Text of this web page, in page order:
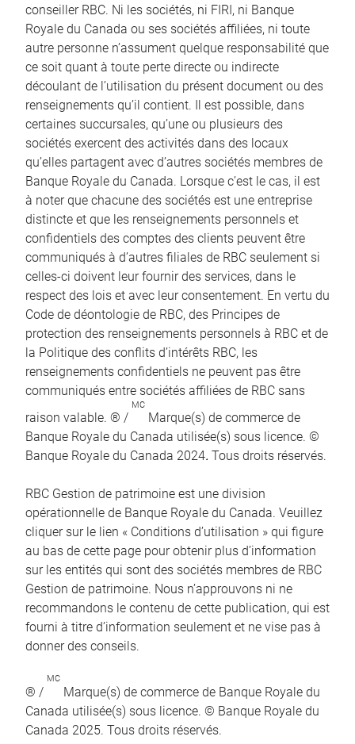
conseiller RBC. Ni les sociétés, ni FIRI, ni Banque
Royale du Canada ou ses sociétés affiliées, ni toute
autre personne n’assument quelque responsabilité que
ce soit quant à toute perte directe ou indirecte
découlant de l’utilisation du présent document ou des
renseignements qu’il contient. Il est possible, dans
certaines succursales, qu’une ou plusieurs des
sociétés exercent des activités dans des locaux
qu’elles partagent avec d’autres sociétés membres de
Banque Royale du Canada. Lorsque c’est le cas, il est
à noter que chacune des sociétés est une entreprise
distincte et que les renseignements personnels et
confidentiels des comptes des clients peuvent être
communiqués à d’autres filiales de RBC seulement si
celles-ci doivent leur fournir des services, dans le
respect des lois et avec leur consentement. En vertu du
Code de déontologie de RBC, des Principes de
protection des renseignements personnels à RBC et de
la Politique des conflits d’intérêts RBC, les
renseignements confidentiels ne peuvent pas être
communiqués entre sociétés affiliées de RBC sans
raison valable. ® /
MC
Marque(s) de commerce de
Banque Royale du Canada utilisée(s) sous licence. ©
Banque Royale du Canada 2024. Tous droits réservés.
RBC Gestion de patrimoine est une division
opérationnelle de Banque Royale du Canada. Veuillez
cliquer sur le lien « Conditions d’utilisation » qui figure
au bas de cette page pour obtenir plus d’information
sur les entités qui sont des sociétés membres de RBC
Gestion de patrimoine. Nous n’approuvons ni ne
recommandons le contenu de cette publication, qui est
fourni à titre d’information seulement et ne vise pas à
donner des conseils.
® /
MC
Marque(s) de commerce de Banque Royale du
Canada utilisée(s) sous licence. © Banque Royale du
Canada 2025. Tous droits réservés.